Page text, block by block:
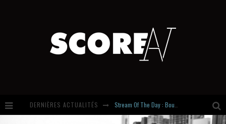
DERNIÈRES ACTUALITÉS